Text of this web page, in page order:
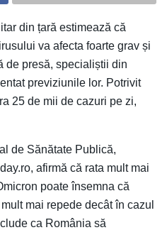
din țară estimează că
va afecta foarte grav și
de presă, specialiștii din
previziunile lor. Potrivit
25 de mii de cazuri pe zi,
de Sănătate Publică,
afirmă că rata mult mai
poate însemna că
mai repede decât în cazul
ca România să